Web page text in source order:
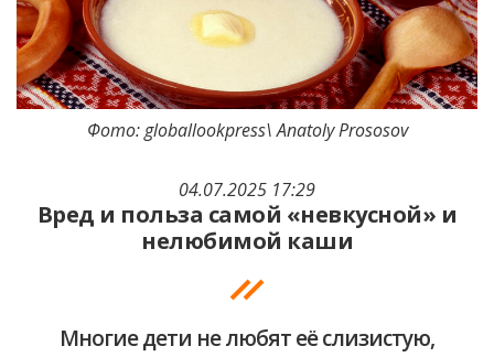
04.07.2025 17:29
Вред и польза самой «невкусной» и
нелюбимой каши
Многие дети не любят её слизистую,
Фото: globallookpress\ Anatoly Prososov